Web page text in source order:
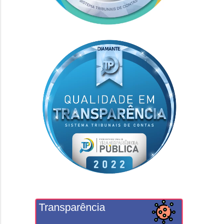
Transparência